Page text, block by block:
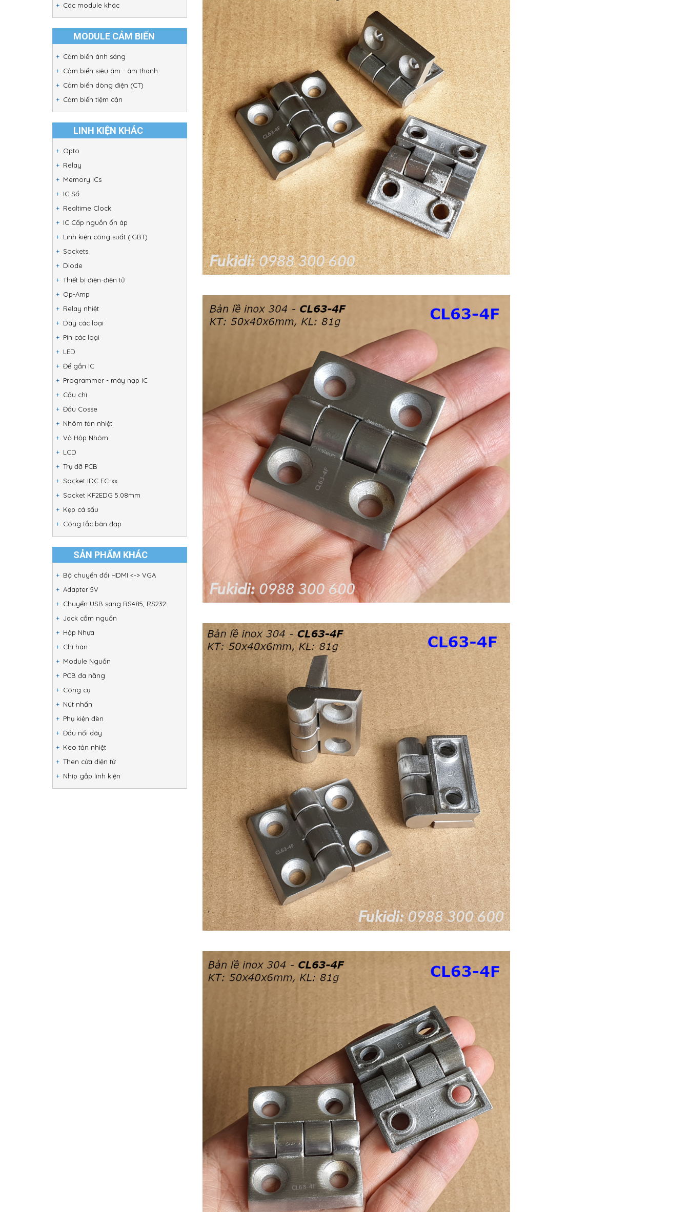
Các module khác
MODULE CẢM BIẾN
Cảm biến ánh sáng
Cảm biến siêu âm - âm thanh
Cảm biến dòng điện (CT)
Cảm biến tiệm cận
LINH KIỆN KHÁC
Opto
Relay
Memory ICs
IC Số
Realtime Clock
IC Cấp nguồn ổn áp
Linh kiện công suất (IGBT)
Sockets
Diode
Thiết bị điện-điện tử
Op-Amp
Relay nhiệt
Dây các loại
Pin các loại
LED
Đế gắn IC
Programmer - máy nạp IC
Cầu chì
Đầu Cosse
Nhôm tản nhiệt
Vỏ Hộp Nhôm
LCD
Trụ đỡ PCB
Socket IDC FC-xx
Socket KF2EDG 5.08mm
Kẹp cá sấu
Công tắc bàn đạp
SẢN PHẨM KHÁC
Bộ chuyển đổi HDMI <-> VGA
Adapter 5V
Chuyển USB sang RS485, RS232
Jack cắm nguồn
Hộp Nhựa
Chì hàn
Module Nguồn
PCB đa năng
Công cụ
Nút nhấn
Phụ kiện đèn
Đầu nối dây
Keo tản nhiệt
Then cửa điện tử
Nhíp gắp linh kiện